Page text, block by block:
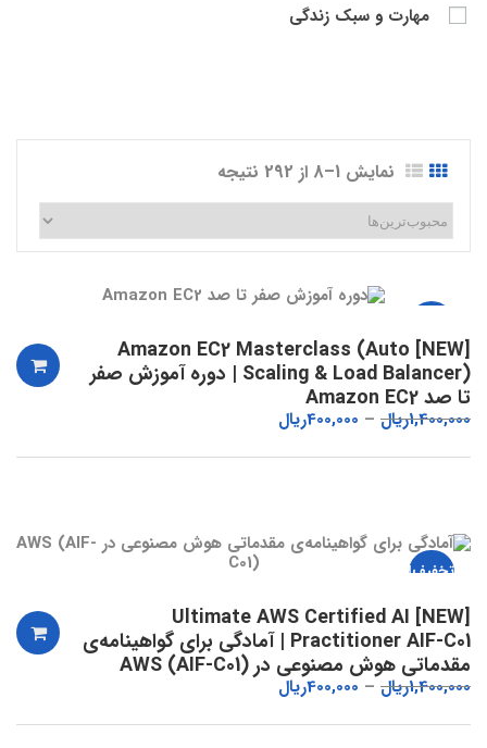
نمایش 1–8 از 292 نتیجه
[NEW] Amazon EC2 Masterclass (Auto
Scaling & Load Balancer) | دوره آموزش صفر
تا صد Amazon EC2
1,400,000ریال 400,000ریال
تخفیف!
[NEW] Ultimate AWS Certified AI
Practitioner AIF-C01 | آمادگی برای گواهینامه‌ی
مقدماتی هوش مصنوعی در AWS (AIF-C01)
1,400,000ریال 400,000ریال
مهارت و سبک زندگی